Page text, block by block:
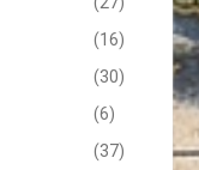
(16)
(30)
(6)
(37)